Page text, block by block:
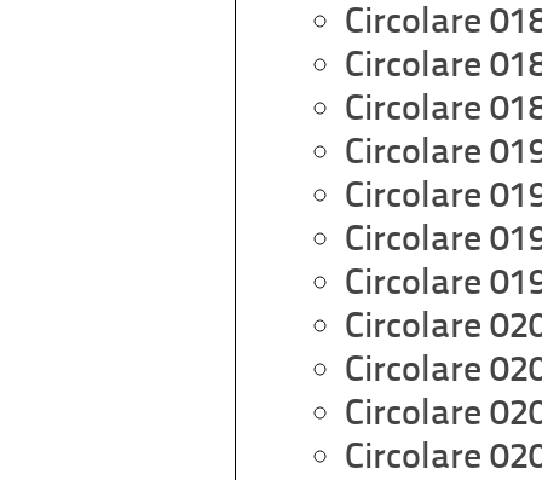
Circolare
Circolare
Circolare
Circolare
Circolare
Circolare
Circolare
Circolare
Circolare
Circolare
Circolare